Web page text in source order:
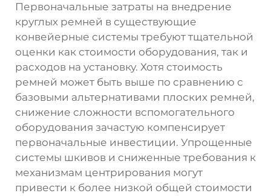
Первоначальные затраты на внедрение
круглых ремней в существующие
конвейерные системы требуют тщательной
оценки как стоимости оборудования, так и
расходов на установку. Хотя стоимость
ремней может быть выше по сравнению с
базовыми альтернативами плоских ремней,
снижение сложности вспомогательного
оборудования зачастую компенсирует
первоначальные инвестиции. Упрощенные
системы шкивов и сниженные требования к
механизмам центрирования могут
привести к более низкой общей стоимости